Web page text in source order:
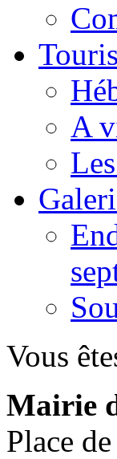
A
Vous
Mairie
Place